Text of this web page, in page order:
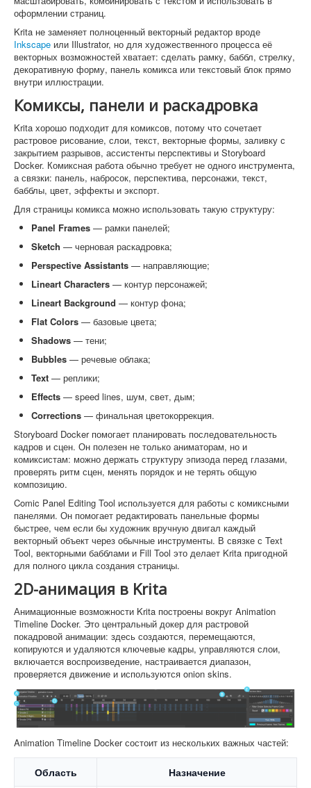
оформлении страниц.
Krita не заменяет полноценный векторный редактор вроде
Inkscape или Illustrator, но для художественного процесса её
векторных возможностей хватает: сделать рамку, баббл, стрелку,
декоративную форму, панель комикса или текстовый блок прямо
внутри иллюстрации.
Комиксы, панели и раскадровка
Krita хорошо подходит для комиксов, потому что сочетает
растровое рисование, слои, текст, векторные формы, заливку с
закрытием разрывов, ассистенты перспективы и Storyboard
Docker. Комиксная работа обычно требует не одного инструмента,
а связки: панель, набросок, перспектива, персонажи, текст,
бабблы, цвет, эффекты и экспорт.
Для страницы комикса можно использовать такую структуру:
Panel Frames — рамки панелей;
Sketch — черновая раскадровка;
Perspective Assistants — направляющие;
Lineart Characters — контур персонажей;
Lineart Background — контур фона;
Flat Colors — базовые цвета;
Shadows — тени;
Bubbles — речевые облака;
Text — реплики;
Effects — speed lines, шум, свет, дым;
Corrections — финальная цветокоррекция.
Storyboard Docker помогает планировать последовательность
кадров и сцен. Он полезен не только аниматорам, но и
комиксистам: можно держать структуру эпизода перед глазами,
проверять ритм сцен, менять порядок и не терять общую
композицию.
Comic Panel Editing Tool используется для работы с комиксными
панелями. Он помогает редактировать панельные формы
быстрее, чем если бы художник вручную двигал каждый
векторный объект через обычные инструменты. В связке с Text
Tool, векторными бабблами и Fill Tool это делает Krita пригодной
для полного цикла создания страницы.
2D-анимация в Krita
Анимационные возможности Krita построены вокруг Animation
Timeline Docker. Это центральный докер для растровой
покадровой анимации: здесь создаются, перемещаются,
копируются и удаляются ключевые кадры, управляются слои,
включается воспроизведение, настраивается диапазон,
проверяется движение и используются onion skins.
Animation Timeline Docker состоит из нескольких важных частей:
Область Назначение